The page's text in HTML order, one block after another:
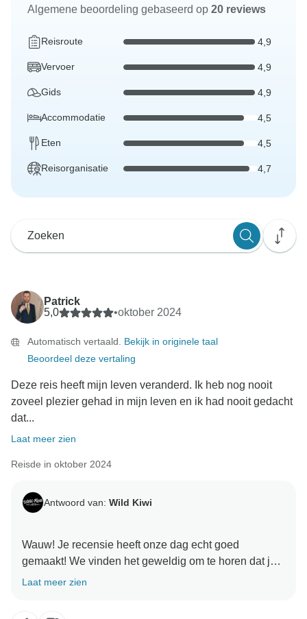
Algemene beoordeling gebaseerd op 20 reviews
Reisroute 4,9
Vervoer 4,9
Gids 4,9
Accommodatie 4,5
Eten 4,5
Reisorganisatie 4,7
Patrick
5,0
•oktober 2024
Automatisch vertaald. Bekijk in originele taal
Beoordeel deze vertaling
Deze reis heeft mijn leven veranderd. Ik heb nog nooit
zoveel plezier gehad in mijn leven en ik had nooit gedacht
dat...
Laat meer zien
Reisde in oktober 2024
Antwoord van: Wild Kiwi
Wauw! Je recensie heeft onze dag echt goed
gemaakt! We vinden het geweldig om te horen dat je
Wild Kiwi-avontuur een levensveranderende ervaring
Laat meer zien